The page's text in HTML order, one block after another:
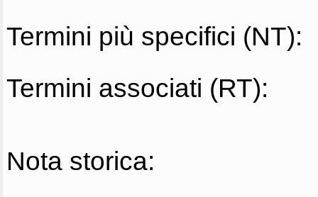
Termini più specifici (NT):
Termini associati (RT):
Nota storica: